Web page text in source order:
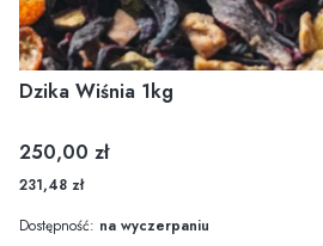
Dzika Wiśnia 1kg
Cena
250,00 zł
231,48 zł
Dostępność: na wyczerpaniu